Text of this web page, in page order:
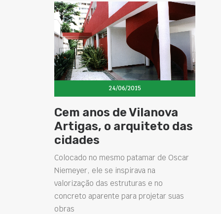
24/06/2015
Cem anos de Vilanova
Artigas, o arquiteto das
cidades
Colocado no mesmo patamar de Oscar
Niemeyer, ele se inspirava na
valorização das estruturas e no
concreto aparente para projetar suas
obras